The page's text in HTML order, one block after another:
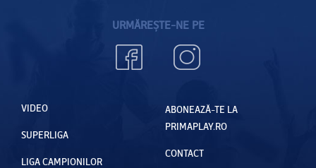
URMĂREȘTE-NE PE
VIDEO
SUPERLIGA
LIGA CAMPIONILOR
ABONEAZĂ-TE LA
PRIMAPLAY.RO
CONTACT